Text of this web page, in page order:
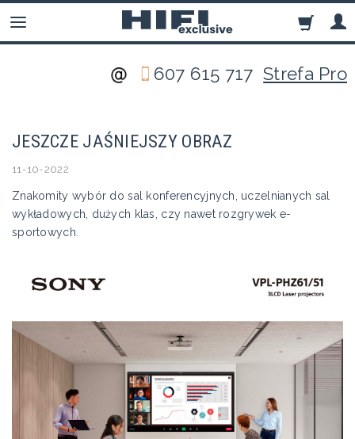
607 615 717Strefa Pro
JESZCZE JAŚNIEJSZY OBRAZ
11-10-2022
Znakomity wybór do sal konferencyjnych, uczelnianych sal
wykładowych, dużych klas, czy nawet rozgrywek e-
sportowych.